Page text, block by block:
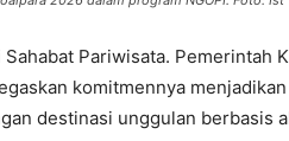
Sahabat Pariwisata. Pemerintah
komitmennya
destinasi unggulan berbasis